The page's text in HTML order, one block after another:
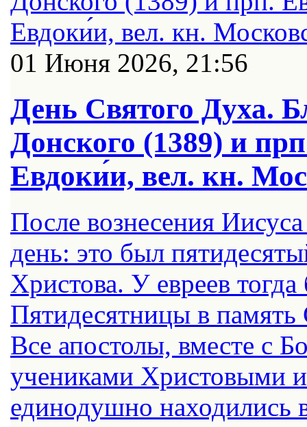
01 Июня 2026, 21:56
День Святого Духа.
Донского (1389) и
Евдоки́и, вел. кн.
После вознесения
день: это был
Христова. У евреев
Пятидесятницы в память
Все апостолы, вместе с
учениками Христовыми
единодушно находились